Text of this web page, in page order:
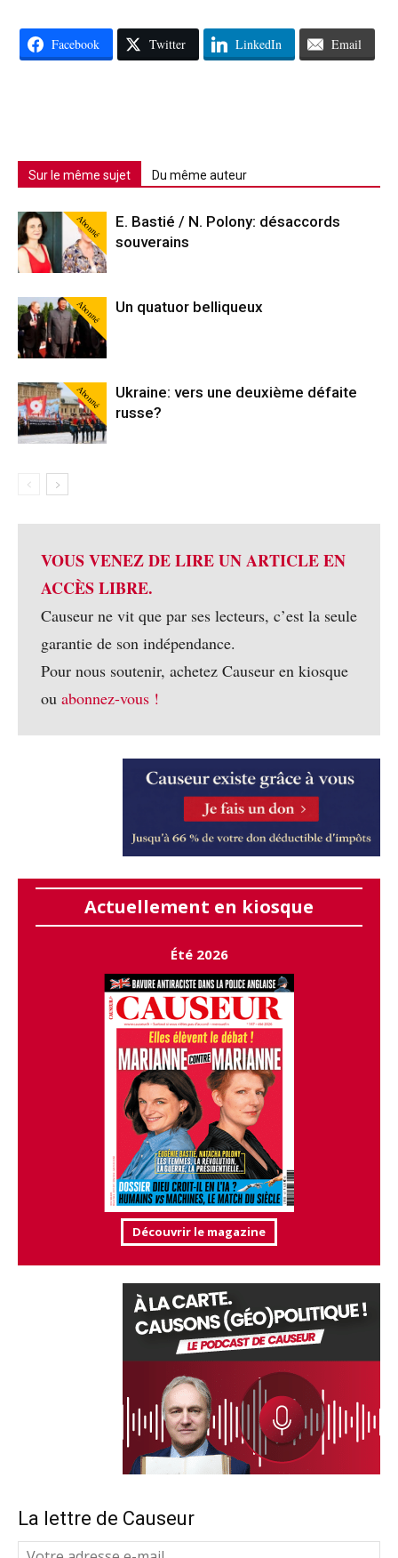
Facebook Twitter LinkedIn Email
Sur le même sujet Du même auteur
Abonné
E. Bastié / N. Polony: désaccords
souverains
Abonné Un quatuor belliqueux
Abonné
Ukraine: vers une deuxième défaite
russe?
VOUS VENEZ DE LIRE UN ARTICLE EN
ACCÈS LIBRE.
Causeur ne vit que par ses lecteurs, c’est la seule
garantie de son indépendance.
Pour nous soutenir, achetez Causeur en kiosque
ou abonnez-vous !
Actuellement en kiosque
Été 2026
Découvrir le magazine
La lettre de Causeur